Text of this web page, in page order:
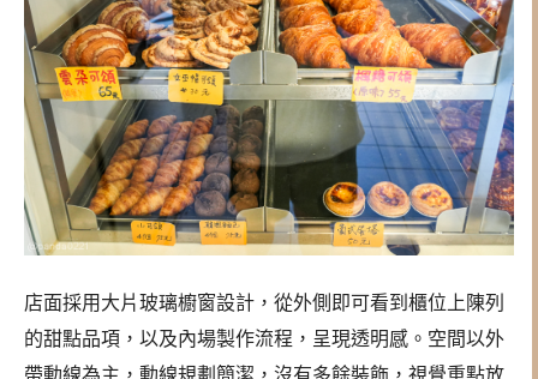
店面採用大片玻璃櫥窗設計，從外側即可看到櫃位上陳列
的甜點品項，以及內場製作流程，呈現透明感。空間以外
帶動線為主，動線規劃簡潔，沒有多餘裝飾，視覺重點放